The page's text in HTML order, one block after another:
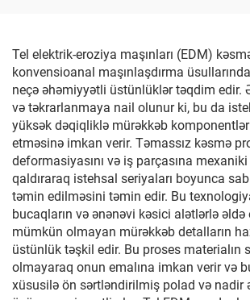
Tel elektrik-eroziya maşınları (EDM)
konvensioanal maşınlaşdırma
neçə əhəmiyyətli üstünlüklər təqdim edir.
və təkrarlanmaya nail olunur ki, bu da
yüksək dəqiqliklə mürəkkəb
etməsinə imkan verir. Təmassız kəsmə
deformasiyasını və iş parçasına
qaldıraraq istehsal seriyaları boyunca
təmin edilməsini təmin edir. Bu
bucaqların və ənənəvi kəsici alətlərlə əldə
mümkün olmayan mürəkkəb detalların
üstünlük təşkil edir. Bu proses materialın
olmayaraq onun emalına imkan verir və
xüsusilə ön sərtləndirilmiş polad və nadir